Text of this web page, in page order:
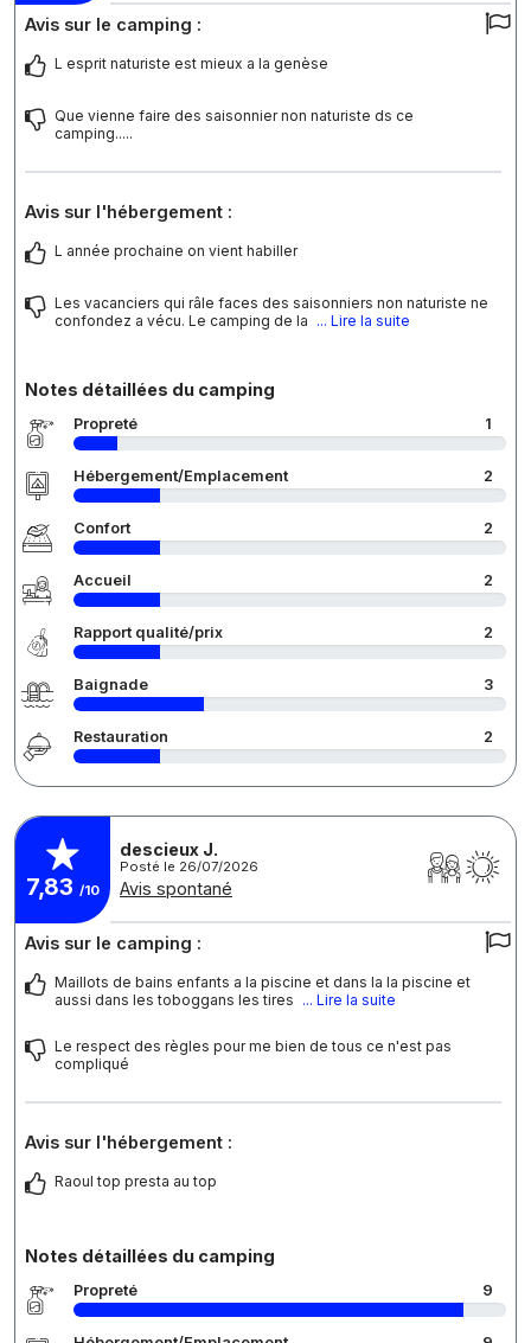
Avis sur le camping :
L esprit naturiste est mieux a la genèse
Que vienne faire des saisonnier non naturiste ds ce
camping.....
Avis sur l'hébergement :
L année prochaine on vient habiller
Les vacanciers qui râle faces des saisonniers non naturiste ne
confondez a vécu. Le camping de la ... Lire la suite
Notes détaillées du camping
Propreté 1
Hébergement/Emplacement 2
Confort 2
Accueil 2
Rapport qualité/prix 2
Baignade 3
Restauration 2
7,83 /10
descieux J.
Posté le 26/07/2026
Avis spontané
Avis sur le camping :
Maillots de bains enfants a la piscine et dans la la piscine et
aussi dans les toboggans les tires ... Lire la suite
Le respect des règles pour me bien de tous ce n'est pas
compliqué
Avis sur l'hébergement :
Raoul top presta au top
Notes détaillées du camping
Propreté 9